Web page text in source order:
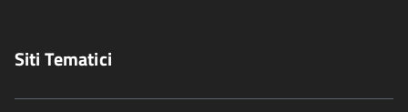
Siti Tematici